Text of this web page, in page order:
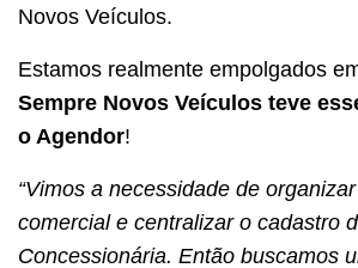
Novos Veículos.
Estamos realmente empolgados
Sempre Novos Veículos teve
o Agendor!
“Vimos a necessidade de
comercial e centralizar o cadastro
Concessionária. Então buscamos